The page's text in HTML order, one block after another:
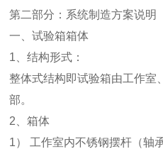
第二部分：系统制造方案说明
一、试验箱箱体
1、结构形式：
整体式结构即试验箱由工作室
部。
2、箱体
1） 工作室内不锈钢摆杆（轴